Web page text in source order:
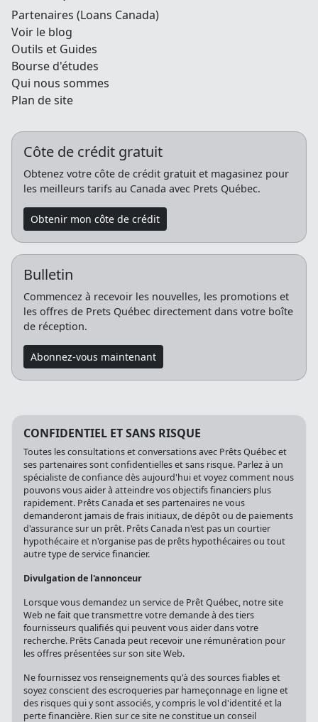
Partenaires (Loans Canada)
Voir le blog
Outils et Guides
Bourse d'études
Qui nous sommes
Plan de site
Côte de crédit gratuit
Obtenez votre côte de crédit gratuit et magasinez pour
les meilleurs tarifs au Canada avec Prets Québec.
Obtenir mon côte de crédit
Bulletin
Commencez à recevoir les nouvelles, les promotions et
les offres de Prets Québec directement dans votre boîte
de réception.
Abonnez-vous maintenant
CONFIDENTIEL ET SANS RISQUE
Toutes les consultations et conversations avec Prêts Québec et
ses partenaires sont confidentielles et sans risque. Parlez à un
spécialiste de confiance dès aujourd'hui et voyez comment nous
pouvons vous aider à atteindre vos objectifs financiers plus
rapidement. Prêts Canada et ses partenaires ne vous
demanderont jamais de frais initiaux, de dépôt ou de paiements
d'assurance sur un prêt. Prêts Canada n'est pas un courtier
hypothécaire et n'organise pas de prêts hypothécaires ou tout
autre type de service financier.
Divulgation de l'annonceur
Lorsque vous demandez un service de Prêt Québec, notre site
Web ne fait que transmettre votre demande à des tiers
fournisseurs qualifiés qui peuvent vous aider dans votre
recherche. Prêts Canada peut recevoir une rémunération pour
les offres présentées sur son site Web.
Ne fournissez vos renseignements qu'à des sources fiables et
soyez conscient des escroqueries par hameçonnage en ligne et
des risques qui y sont associés, y compris le vol d'identité et la
perte financière. Rien sur ce site ne constitue un conseil